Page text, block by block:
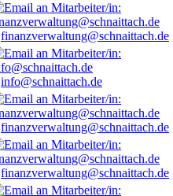
finanzverwaltung@schnaittach.de
info@schnaittach.de
finanzverwaltung@schnaittach.de
finanzverwaltung@schnaittach.de